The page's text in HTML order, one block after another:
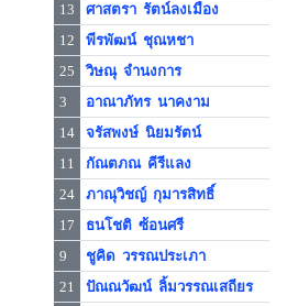
13
ศาสตรา รัตน์ลงเมือง
12
พีรพัฒน์ ชุณหชา
25
วิษณุ จำนงการ
3
อาณาภัทร นาคงาม
14
จรัสพงษ์ นิยมรัตน์
11
กัณตภณ คีรีแลง
24
ภาณุวิชญ์ กุมารสิทธิ์
17
ธนโชติ ซ้อนศรี
9
ชูคิด วรรณประเภา
21
ปัณณวัฒน์ ลิ้มวรรณเสถียร